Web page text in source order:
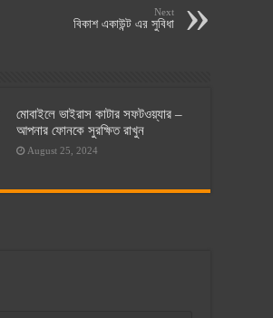
Next
বিকাশ একাউন্ট এর সুবিধা
মোবাইলে ভাইরাস কাটার সফটওয়্যার –
আপনার ফোনকে সুরক্ষিত রাখুন
August 25, 2024